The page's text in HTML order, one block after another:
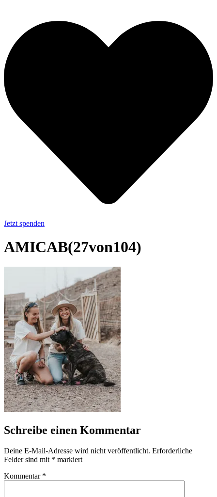
Jetzt spenden
AMICAB(27von104)
Schreibe einen Kommentar
Deine E-Mail-Adresse wird nicht veröffentlicht. Erforderliche
Felder sind mit * markiert
Kommentar *